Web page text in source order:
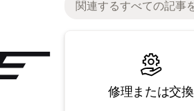
修理または交換